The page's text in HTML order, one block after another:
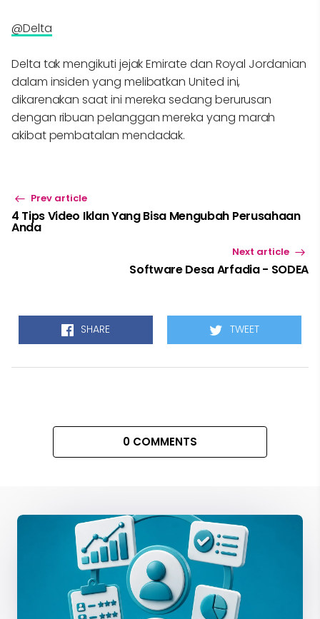
@Delta
Delta tak mengikuti jejak Emirate dan Royal Jordanian
dalam insiden yang melibatkan United ini,
dikarenakan saat ini mereka sedang berurusan
dengan ribuan pelanggan mereka yang marah
akibat pembatalan mendadak.
Prev article
4 Tips Video Iklan Yang Bisa Mengubah Perusahaan
Anda
Next article
Software Desa Arfadia - SODEA
SHARE TWEET
0 COMMENTS